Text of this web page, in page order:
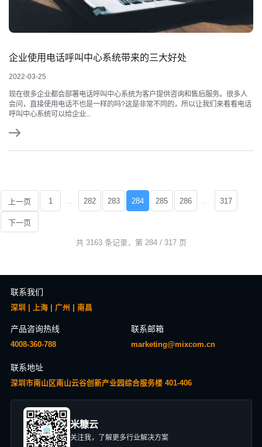
企业使用电话呼叫中心系统带来的三大好处
2022-03-25
现在很多企业都会部署电话呼叫中心系统为客户提供咨询和售后服务。很多人
会问，直接使用电话不也是一样的吗?这是非常不同的，所以让我们来看看电话
呼叫中心系统可以给企业...
上一页 1 282 283 284 285 286 317
下一页
共 3163 条记录，第 284 / 317 页
联系我们
深圳 | 上海 | 广州 | 南昌
产品咨询热线
4008-360-788
联系邮箱
marketing@mixcom.cn
联系地址
深圳市南山区南山云谷创新产业园综合服务楼 401-406
米糠云
关注我，了解更多行业解决方案